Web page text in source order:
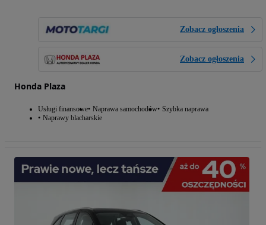
Zobacz ogłoszenia
Zobacz ogłoszenia
Honda Plaza
Usługi finansowe Naprawa samochodów Szybka naprawa
Naprawy blacharskie